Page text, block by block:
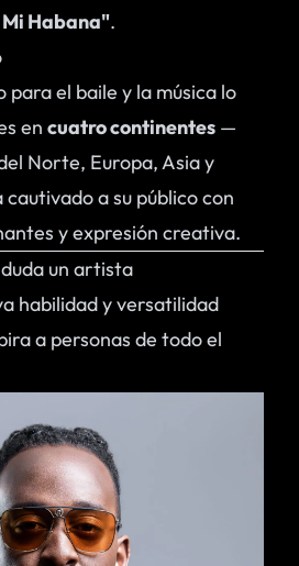
Habana".
para el baile y la música lo
en cuatro continentes —
Norte, Europa, Asia y
a su público con
y expresión creativa.
un artista
habilidad y versatilidad
a personas de todo el